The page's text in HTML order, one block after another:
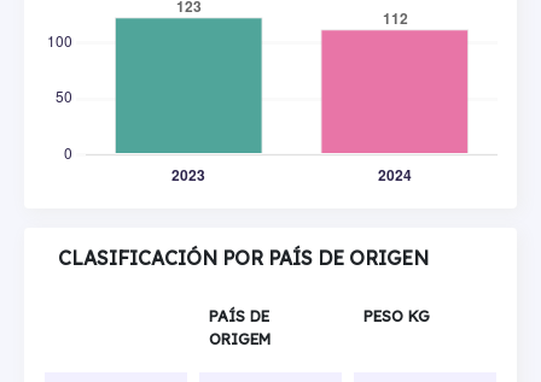
CLASIFICACIÓN POR PAÍS DE ORIGEN
PAÍS DE
ORIGEM
PESO KG